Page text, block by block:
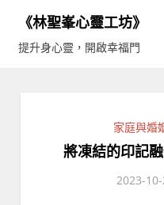
content
《林聖峯心靈工坊》
提升身心靈，開啟幸福門
家庭與婚
將凍結的印記
2023-